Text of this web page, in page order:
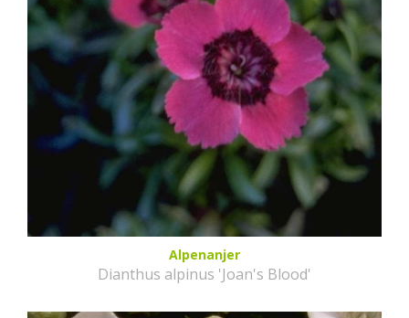
Alpenanjer
Dianthus alpinus 'Joan's Blood'